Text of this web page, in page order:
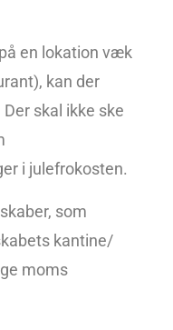
en lokation væk
kan der
skal ikke ske
i julefrokosten.
som
kantine/
moms